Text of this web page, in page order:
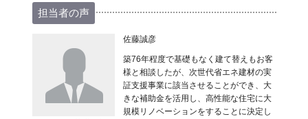
担当者の声
佐藤誠彦
築76年程度で基礎もなく建て替えもお客
様と相談したが、次世代省エネ建材の実
証支援事業に該当させることができ、大
きな補助金を活用し、高性能な住宅に大
規模リノベーションをすることに決定し